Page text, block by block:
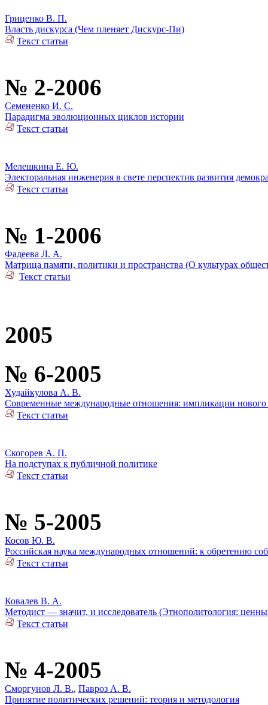
Гриценко В. П.
Власть дискурса (Чем пленяет Дискурс-Пи)
Текст статьи
№ 2-2006
Семененко И. С.
Парадигма эволюционных циклов истории
Текст статьи
Мелешкина Е. Ю.
Электоральная инженерия в свете перспектив развития
Текст статьи
№ 1-2006
Фадеева Л. А.
Матрица памяти, политики и пространства (О культурах
Текст статьи
2005
№ 6-2005
Худайкулова А. В.
Современные международные отношения: импликации нового
Текст статьи
Скогорев А. П.
На подступах к публичной политике
Текст статьи
№ 5-2005
Косов Ю. В.
Российская наука международных отношений: к обретению
Текст статьи
Ковалев В. А.
Методист — значит, и исследователь (Этнополитология:
Текст статьи
№ 4-2005
Сморгунов Л. В., Павроз А. В.
Принятие политических решений: теория и методология